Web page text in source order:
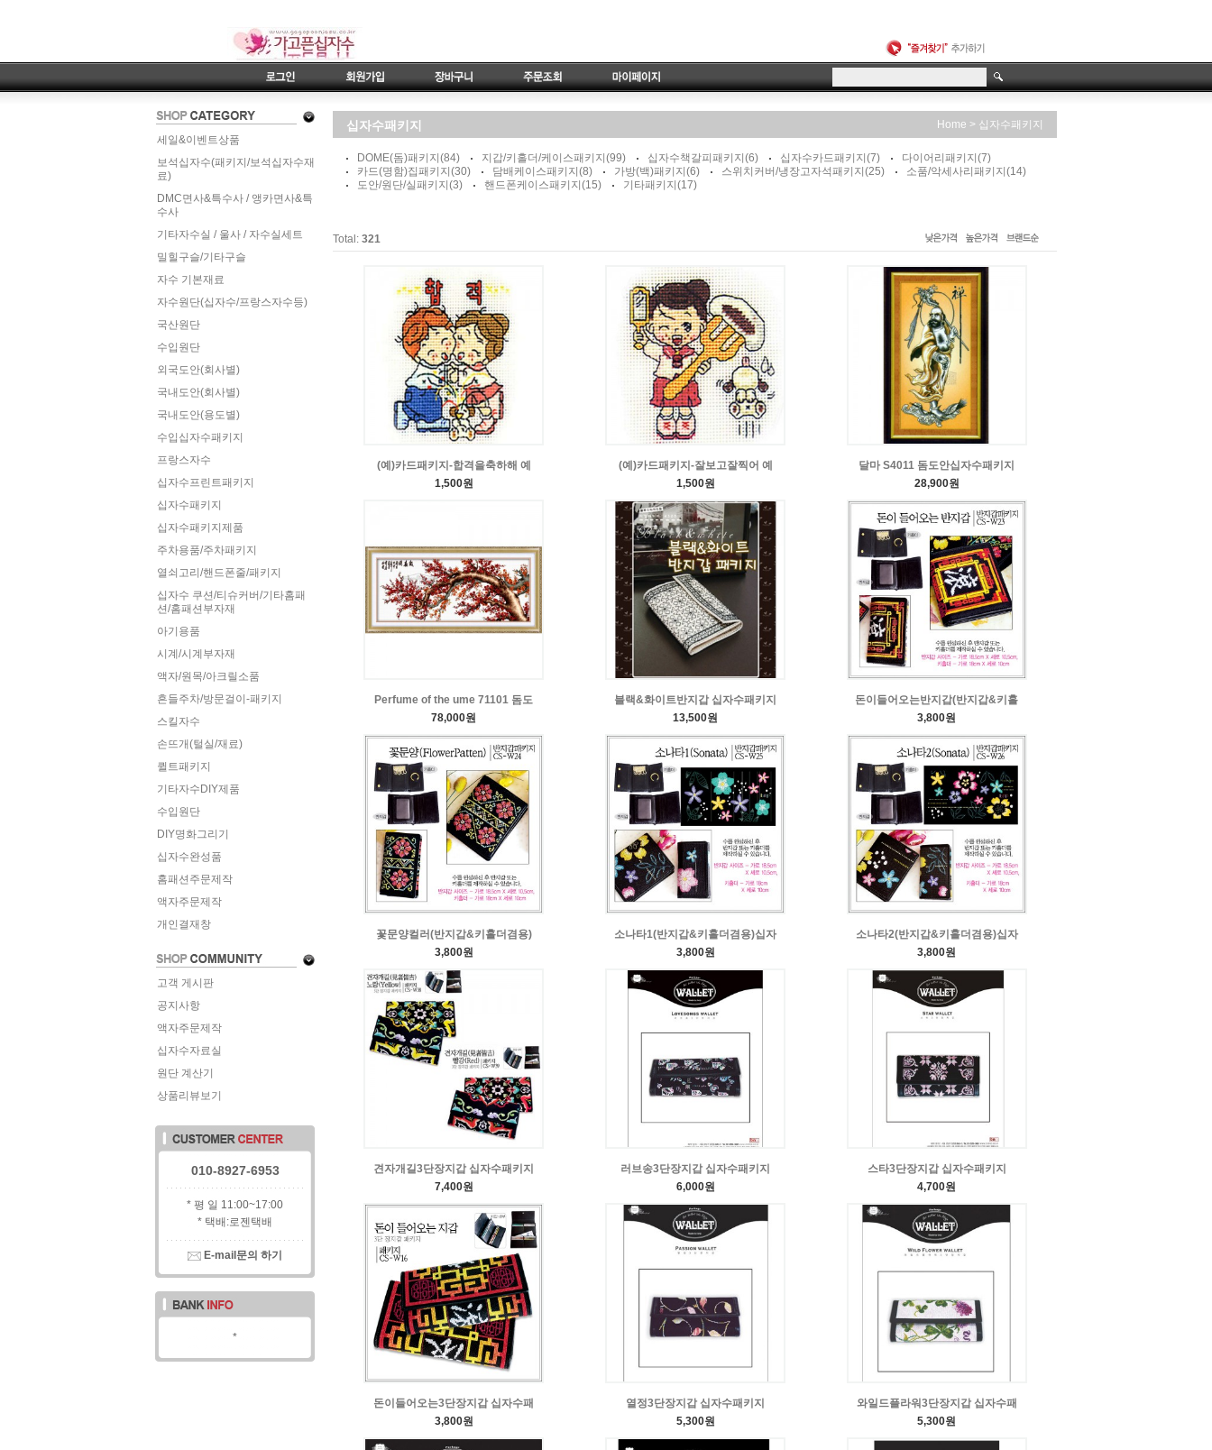
세일&이벤트상품
보석십자수(패키지/보석십자수재
료)
DMC면사&특수사 / 앵카면사&특
수사
기타자수실 / 울사 / 자수실세트
밀힐구슬/기타구슬
자수 기본재료
자수원단(십자수/프랑스자수등)
국산원단
수입원단
외국도안(회사별)
국내도안(회사별)
국내도안(용도별)
수입십자수패키지
프랑스자수
십자수프린트패키지
십자수패키지
십자수패키지제품
주차용품/주차패키지
열쇠고리/핸드폰줄/패키지
십자수 쿠션/티슈커버/기타홈패
션/홈패션부자재
아기용품
시계/시계부자재
액자/원목/아크릴소품
흔들주차/방문걸이-패키지
스킬자수
손뜨개(털실/재료)
퀼트패키지
기타자수DIY제품
수입원단
DIY명화그리기
십자수완성품
홈패션주문제작
액자주문제작
개인결재창
고객 게시판
공지사항
액자주문제작
십자수자료실
원단 계산기
상품리뷰보기
010-8927-6953
* 평 일 11:00~17:00
* 택배:로젠택배
E-mail문의 하기
*
십자수패키지 Home > 십자수패키지
DOME(돔)패키지 (84) 지갑/키홀더/케이스패키지 (99) 십자수책갈피패키지 (6) 십자수카드패키지 (7) 다이어리패키지 (7)
카드(명함)집패키지 (30) 담배케이스패키지 (8) 가방(백)패키지 (6) 스위치커버/냉장고자석패키지 (25) 소품/악세사리패키지 (14)
도안/원단/실패키지 (3) 핸드폰케이스패키지 (15) 기타패키지 (17)
Total: 321
(예)카드패키지-합격을축하해 예
1,500원
(예)카드패키지-잘보고잘찍어 예
1,500원
달마 S4011 돔도안십자수패키지
28,900원
Perfume of the ume 71101 돔도
78,000원
블랙&화이트반지갑 십자수패키지
13,500원
돈이들어오는반지갑(반지갑&키홀
3,800원
꽃문양컬러(반지갑&키홀더겸용)
3,800원
소나타1(반지갑&키홀더겸용)십자
3,800원
소나타2(반지갑&키홀더겸용)십자
3,800원
견자개길3단장지갑 십자수패키지
7,400원
러브송3단장지갑 십자수패키지
6,000원
스타3단장지갑 십자수패키지
4,700원
돈이들어오는3단장지갑 십자수패
3,800원
열정3단장지갑 십자수패키지
5,300원
와일드플라워3단장지갑 십자수패
5,300원